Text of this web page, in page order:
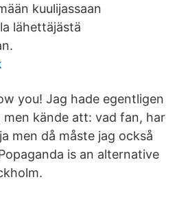
kuulijassaan
lähettäjästä
you! Jag hade egentligen
kände att: vad fan, har
men då måste jag också
is an alternative